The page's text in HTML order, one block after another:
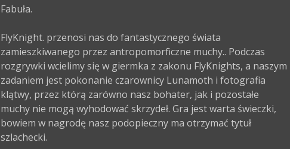
Fabuła.
FlyKnight. przenosi nas do fantastycznego świata
zamieszkiwanego przez antropomorficzne muchy.. Podczas
rozgrywki wcielimy się w giermka z zakonu FlyKnights, a naszym
zadaniem jest pokonanie czarownicy Lunamoth i fotografia
klątwy, przez którą zarówno nasz bohater, jak i pozostałe
muchy nie mogą wyhodować skrzydeł. Gra jest warta świeczki,
bowiem w nagrodę nasz podopieczny ma otrzymać tytuł
szlachecki.